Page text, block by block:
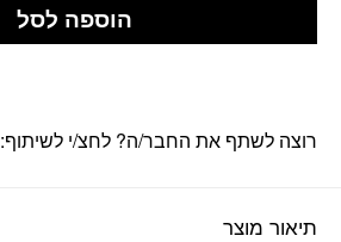
הוספה לסל
תיאור מוצר
רוצה לשתף את החבר/ה? לחצ/י לשיתוף: